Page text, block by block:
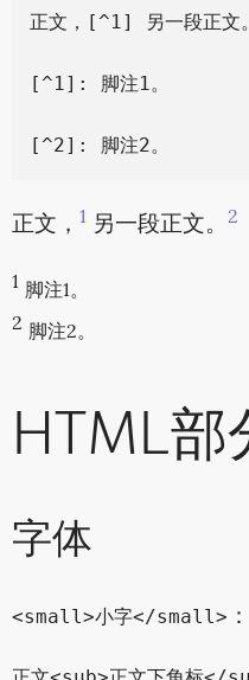
正文，[^1] 另一段正文
[^1]: 脚注1。
正文， 1另一段正文。 2
1 脚注1。
2 脚注2。
HTML部
字体
<small>小字</small> ：